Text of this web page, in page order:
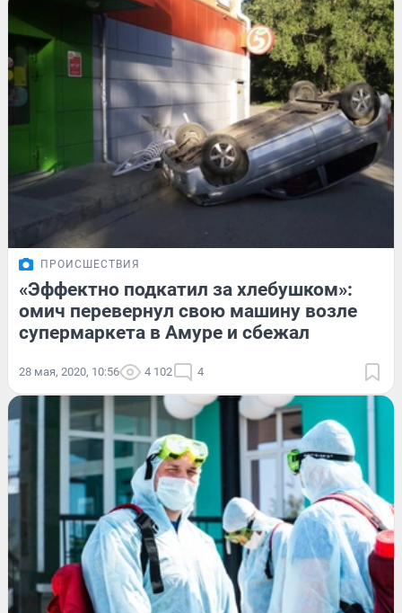
ПРОИСШЕСТВИЯ
«Эффектно подкатил за хлебушком»:
омич перевернул свою машину возле
супермаркета в Амуре и сбежал
28 мая, 2020, 10:56 4 102 4